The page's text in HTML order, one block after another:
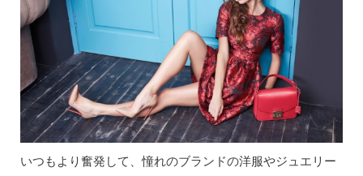
いつもより奮発して、憧れのブランドの洋服やジュエリー